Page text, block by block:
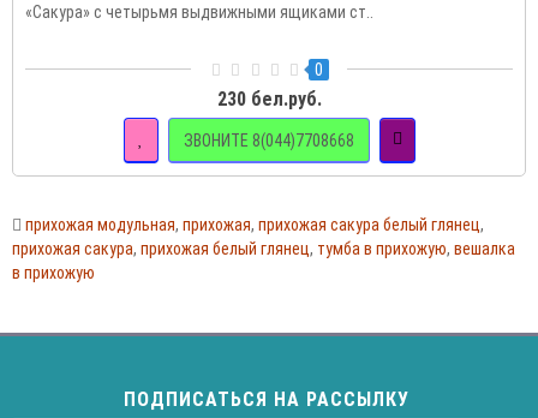
«Сакура» с четырьмя выдвижными ящиками ст..
0
230 бел.руб.
ЗВОНИТЕ 8(044)7708668
прихожая модульная, прихожая, прихожая сакура белый глянец,
прихожая сакура, прихожая белый глянец, тумба в прихожую, вешалка
в прихожую
ПОДПИСАТЬСЯ НА РАССЫЛКУ